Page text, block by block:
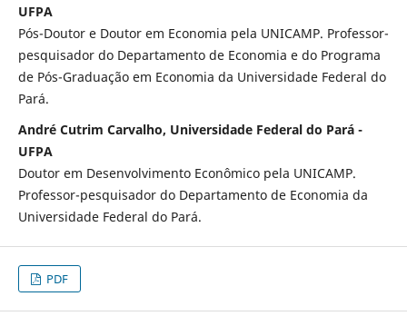
UFPA
Pós-Doutor e Doutor em Economia pela UNICAMP. Professor-
pesquisador do Departamento de Economia e do Programa
de Pós-Graduação em Economia da Universidade Federal do
Pará.
André Cutrim Carvalho, Universidade Federal do Pará -
UFPA
Doutor em Desenvolvimento Econômico pela UNICAMP.
Professor-pesquisador do Departamento de Economia da
Universidade Federal do Pará.
PDF